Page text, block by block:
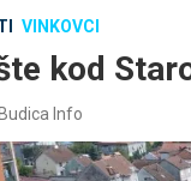
VINKOVCI
kod
Budica Info